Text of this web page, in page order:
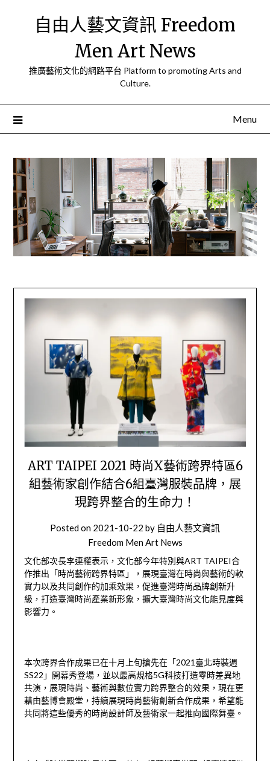
自由人藝文資訊 Freedom
Men Art News
推廣藝術文化的網路平台 Platform to promoting Arts and
Culture.
Menu
ART TAIPEI 2021 時尚X藝術跨界特區6
組藝術家創作結合6組臺灣服裝品牌，展
現跨界整合的生命力！
Posted on 2021-10-22 by 自由人藝文資訊
Freedom Men Art News
文化部次長李連權表示，文化部今年特別與ART TAIPEI合
作推出「時尚藝術跨界特區」，展現臺灣在時尚與藝術的軟
實力以及共同創作的加乘效果，促進臺灣時尚品牌創新升
級，打造臺灣時尚產業新形象，擴大臺灣時尚文化能見度與
影響力。
本次跨界合作成果已在十月上旬搶先在「2021臺北時裝週
SS22」開幕秀登場，並以最高規格5G科技打造零時差異地
共演，展現時尚、藝術與數位實力跨界整合的效果，現在更
藉由藝博會殿堂，持續展現時尚藝術創新合作成果，希望能
共同將這些優秀的時尚設計師及藝術家一起推向國際舞臺。